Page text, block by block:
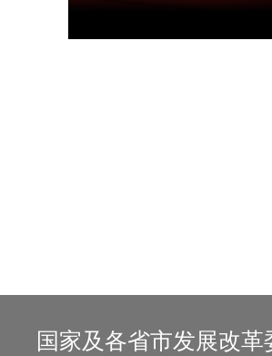
国家及各省市发展改革